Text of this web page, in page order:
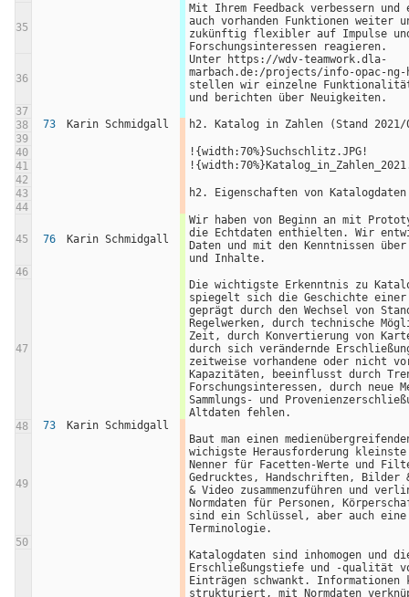
35
Mit Ihrem Feedback verbessern
auch vorhanden Funktionen weiter
zukünftig flexibler auf Impulse
Forschungsinteressen reagieren.
36
Unter https://wdv-teamwork.dla-
marbach.de:/projects/info-opac-ng-
stellen wir einzelne
und berichten über Neuigkeiten.
37
38
73 Karin Schmidgall
h2. Katalog in Zahlen (Stand 2021/
39
40
!{width:70%}Suchschlitz.JPG!
41
42
43
h2. Eigenschaften von Katalogdaten
44
45 76 Karin Schmidgall
Wir haben von Beginn an mit
die Echtdaten enthielten. Wir
Daten und mit den Kenntnissen
und Inhalte.
46
47
Die wichtigste Erkenntnis zu
spiegelt sich die Geschichte
geprägt durch den Wechsel von
Regelwerken, durch technische
Zeit, durch Konvertierung von
durch sich verändernde
zeitweise vorhandene oder nicht
Kapazitäten, beeinflusst durch
Forschungsinteressen, durch neue
Sammlungs- und
Altdaten fehlen.
48
73 Karin Schmidgall
49
Baut man einen
wichigste Herausforderung kleinste
Nenner für Facetten-Werte und
Gedrucktes, Handschriften, Bilder
& Video zusammenzuführen und
Normdaten für Personen,
sind ein Schlüssel, aber auch eine
Terminologie.
50
Katalogdaten sind inhomogen und
Erschließungstiefe und -qualität
Einträgen schwankt. Informationen
strukturiert, mit Normdaten